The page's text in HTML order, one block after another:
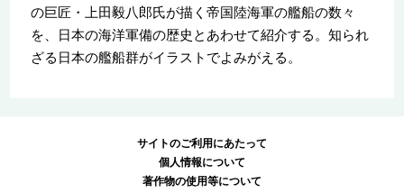
の巨匠・上田毅八郎氏が描く帝国陸海軍の艦船の数々
を、日本の海洋軍備の歴史とあわせて紹介する。知られ
ざる日本の艦船群がイラストでよみがえる。
サイトのご利用にあたって
個人情報について
著作物の使用等について